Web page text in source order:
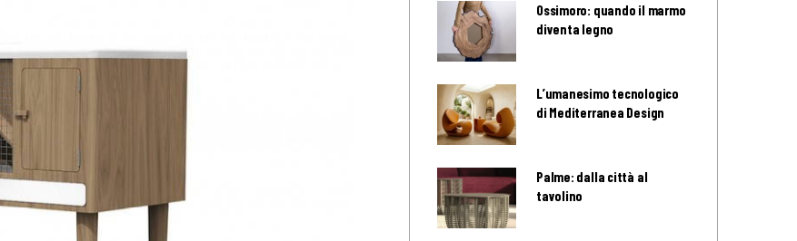
Ossimoro: quando il marmo
diventa legno
L’umanesimo tecnologico
di Mediterranea Design
Palme: dalla città al
tavolino